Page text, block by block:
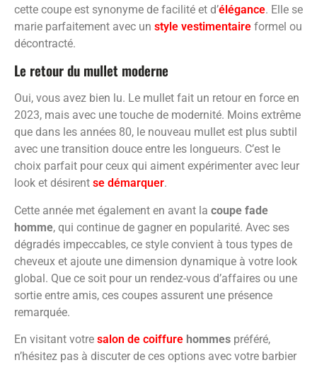
cette coupe est synonyme de facilité et d’élégance. Elle se
marie parfaitement avec un style vestimentaire formel ou
décontracté.
Le retour du mullet moderne
Oui, vous avez bien lu. Le mullet fait un retour en force en
2023, mais avec une touche de modernité. Moins extrême
que dans les années 80, le nouveau mullet est plus subtil
avec une transition douce entre les longueurs. C’est le
choix parfait pour ceux qui aiment expérimenter avec leur
look et désirent se démarquer.
Cette année met également en avant la coupe fade
homme, qui continue de gagner en popularité. Avec ses
dégradés impeccables, ce style convient à tous types de
cheveux et ajoute une dimension dynamique à votre look
global. Que ce soit pour un rendez-vous d’affaires ou une
sortie entre amis, ces coupes assurent une présence
remarquée.
En visitant votre salon de coiffure hommes préféré,
n’hésitez pas à discuter de ces options avec votre barbier